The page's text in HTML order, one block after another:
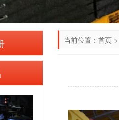
当前位置： 首页 >